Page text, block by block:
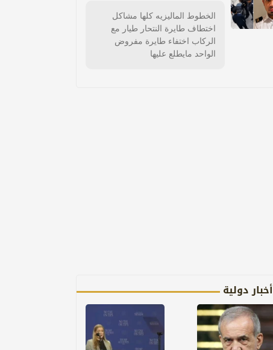
الخطوط الماليزيه كلها مشاكل
اختطاف طايرة النتحار طيار مع
الركاب اختفاء طايرة مفروض
الواحد مايطلع عليها
أخبار دولية